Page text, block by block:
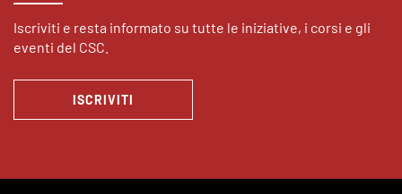
Iscriviti e resta informato su tutte le iniziative, i corsi e gli
eventi del CSC.
ISCRIVITI